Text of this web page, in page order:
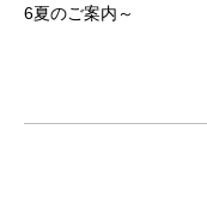
6夏のご案内～